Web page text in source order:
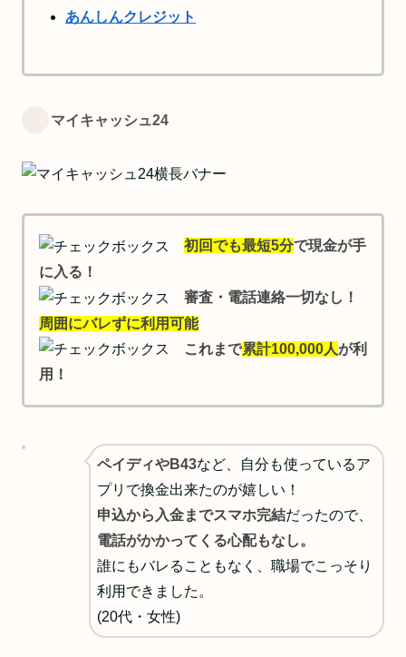
あんしんクレジット
マイキャッシュ24
初回でも最短5分で現金が手
に入る！
審査・電話連絡一切なし！
周囲にバレずに利用可能
これまで累計100,000人が利
用！
ペイディやB43など、自分も使っているア
プリで換金出来たのが嬉しい！
申込から入金までスマホ完結だったので、
電話がかかってくる心配もなし。
誰にもバレることもなく、職場でこっそり
利用できました。
(20代・女性)